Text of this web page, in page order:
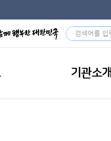
기관소개